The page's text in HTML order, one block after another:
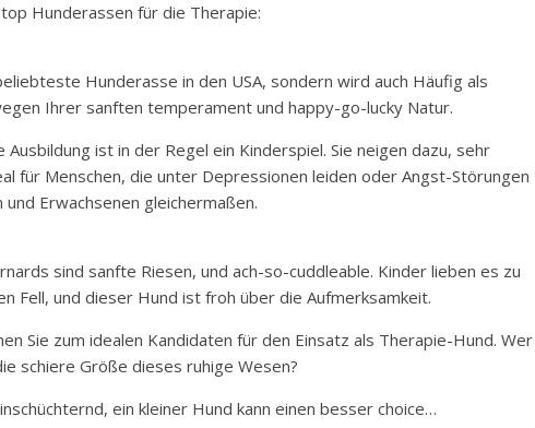
Hunderassen für die Therapie:
Hunderasse in den USA, sondern wird auch Häufig als
Ihrer sanften temperament und happy-go-lucky Natur.
ist in der Regel ein Kinderspiel. Sie neigen dazu, sehr
für Menschen, die unter Depressionen leiden oder Angst-Störungen
Erwachsenen gleichermaßen.
sind sanfte Riesen, und ach-so-cuddleable. Kinder lieben es zu
Fell, und dieser Hund ist froh über die Aufmerksamkeit.
Sie zum idealen Kandidaten für den Einsatz als Therapie-Hund. Wer
schiere Größe dieses ruhige Wesen?
ein kleiner Hund kann einen besser choice…